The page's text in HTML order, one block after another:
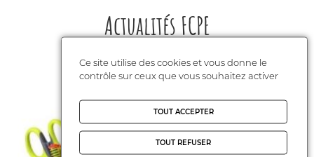
Actualités FCPE
Ce site utilise des cookies et vous donne le
contrôle sur ceux que vous souhaitez activer
TOUT ACCEPTER
TOUT REFUSER